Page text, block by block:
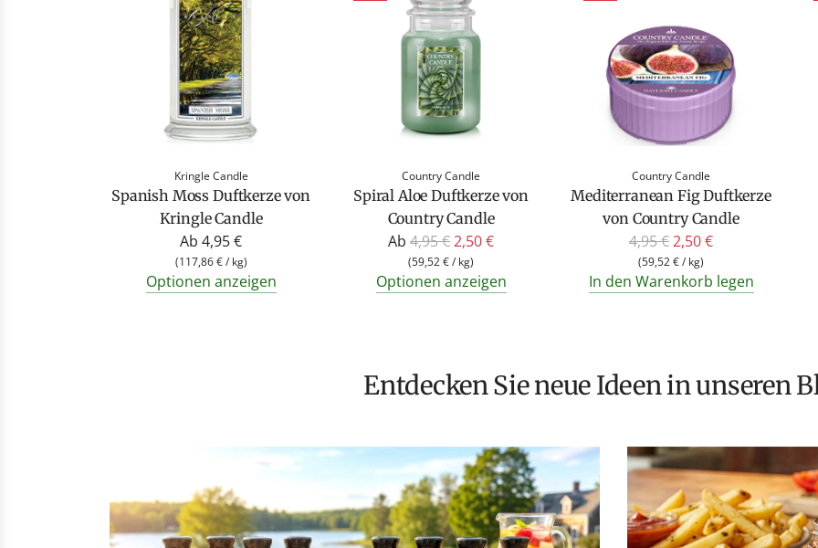
Kringle Candle
Spanish Moss Duftkerze von
Kringle Candle
Ab 4,95 €
(117,86 € / kg)
Optionen anzeigen
Country Candle
Spiral Aloe Duftkerze von
Country Candle
Ab R
e
g
r
e
P
r
e
i
s
4,95 €2,50 €
(59,52 €/ kg)
Optionen anzeigen
Country Candle
Mediterranean Fig Duftkerze
von Country Candle
R
g
r
e
P
r
e
i
s
4,95 €2,50 €
(59,52 €/ kg)
In den Warenkorb legen
Entdecken Sie neue Ideen in unseren